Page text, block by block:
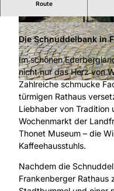
© Ederbergland Touristik / SR |CC-BY-
© Ederbergland Touristik / SR |CC-BY-
Route
Die Schnuddelbank in
Im schönen
nicht nur das Herz von
Zahlreiche schmucke
türmigen Rathaus
Liebhaber von Tradition
Wochenmarkt der
Thonet Museum – die
Kaffeehausstuhls.
Nachdem die
Frankenberger Rathaus